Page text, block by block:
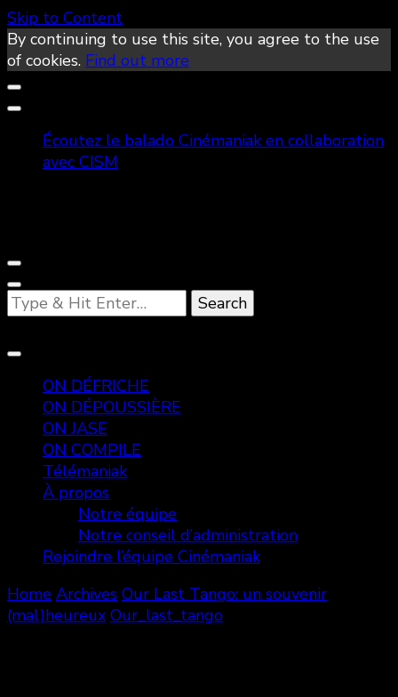
Skip to Content
By continuing to use this site, you agree to the use
of cookies. Find out more
Écoutez le balado Cinémaniak en collaboration
avec CISM
Looking
for
ON DÉFRICHE
ON DÉPOUSSIÈRE
ON JASE
ON COMPILE
Télémaniak
À propos
Notre équipe
Notre conseil d’administration
Rejoindre l’équipe Cinémaniak
Home Archives Our Last Tango: un souvenir
(mal)heureux Our_last_tango